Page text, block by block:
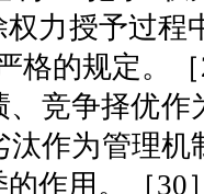
力授予过程
格的规定。
竞争择优
作为管理
作用。［30